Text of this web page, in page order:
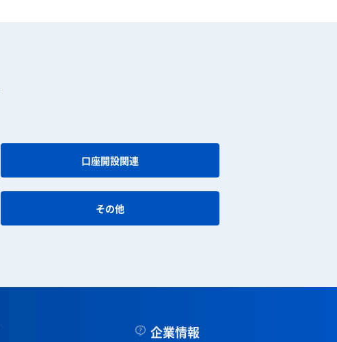
口座開設関連
その他
企業情報